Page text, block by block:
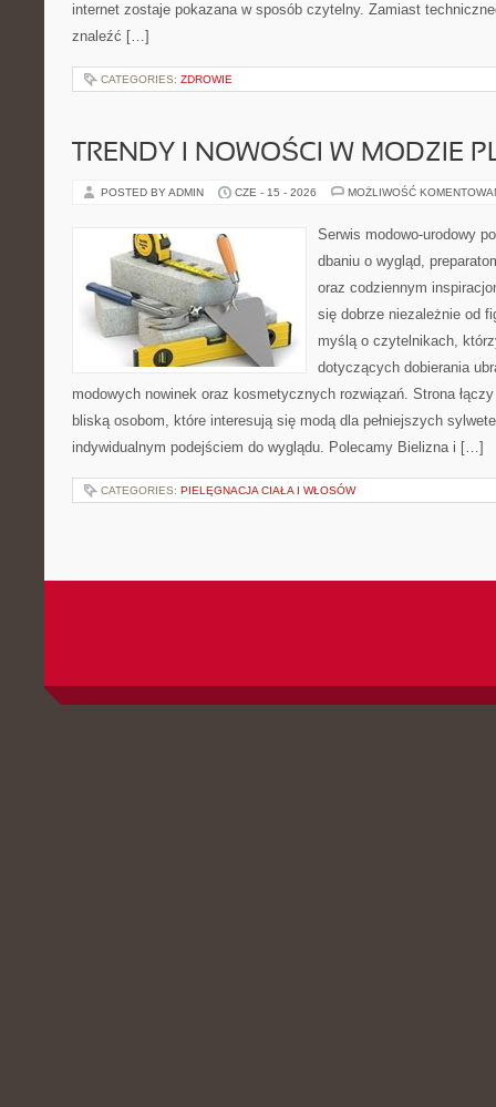
internet zostaje pokazana w sposób czytelny. Zamiast
znaleźć […]
CATEGORIES: ZDROWIE
TRENDY I NOWOŚCI W MODZIE
POSTED BY ADMIN CZE - 15 - 2026 MOŻLIWOŚĆ
Serwis modowo-urodowy
dbaniu o wygląd,
oraz codziennym
się dobrze niezależnie od
myślą o czytelnikach,
dotyczących dobierania
modowych nowinek oraz kosmetycznych rozwiązań. Strona
bliską osobom, które interesują się modą dla pełniejszych
indywidualnym podejściem do wyglądu. Polecamy Bielizna i […]
CATEGORIES: PIELĘGNACJA CIAŁA I WŁOSÓW